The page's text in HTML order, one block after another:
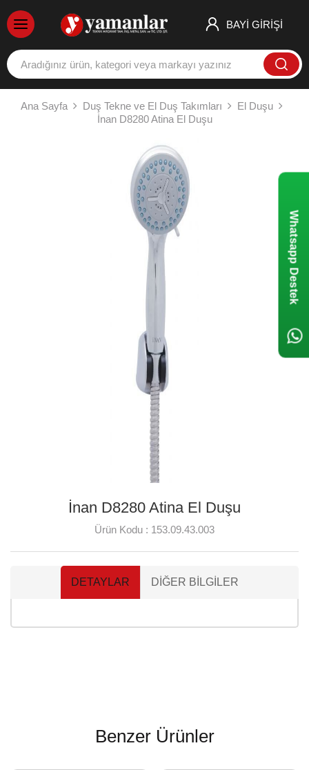
BAYİ GİRİŞİ
Ana Sayfa Duş Tekne ve El Duş Takımları
El Duşu
İnan D8280 Atina El Duşu
İnan D8280 Atina El Duşu
Ürün Kodu : 153.09.43.003
DETAYLAR DIĞER BILGILER
Benzer Ürünler
Whatsapp Destek